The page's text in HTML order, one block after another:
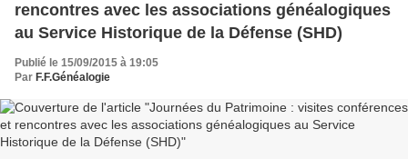
rencontres avec les associations généalogiques
au Service Historique de la Défense (SHD)
Publié le 15/09/2015 à 19:05
Par F.F.Généalogie